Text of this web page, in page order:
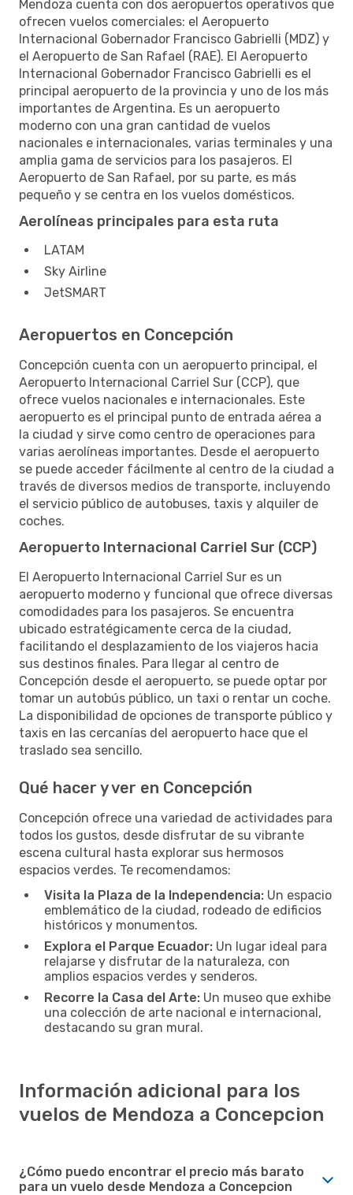
Mendoza cuenta con dos aeropuertos operativos que
ofrecen vuelos comerciales: el Aeropuerto
Internacional Gobernador Francisco Gabrielli (MDZ) y
el Aeropuerto de San Rafael (RAE). El Aeropuerto
Internacional Gobernador Francisco Gabrielli es el
principal aeropuerto de la provincia y uno de los más
importantes de Argentina. Es un aeropuerto
moderno con una gran cantidad de vuelos
nacionales e internacionales, varias terminales y una
amplia gama de servicios para los pasajeros. El
Aeropuerto de San Rafael, por su parte, es más
pequeño y se centra en los vuelos domésticos.
Aerolíneas principales para esta ruta
LATAM
Sky Airline
JetSMART
Aeropuertos en Concepción
Concepción cuenta con un aeropuerto principal, el
Aeropuerto Internacional Carriel Sur (CCP), que
ofrece vuelos nacionales e internacionales. Este
aeropuerto es el principal punto de entrada aérea a
la ciudad y sirve como centro de operaciones para
varias aerolíneas importantes. Desde el aeropuerto
se puede acceder fácilmente al centro de la ciudad a
través de diversos medios de transporte, incluyendo
el servicio público de autobuses, taxis y alquiler de
coches.
Aeropuerto Internacional Carriel Sur (CCP)
El Aeropuerto Internacional Carriel Sur es un
aeropuerto moderno y funcional que ofrece diversas
comodidades para los pasajeros. Se encuentra
ubicado estratégicamente cerca de la ciudad,
facilitando el desplazamiento de los viajeros hacia
sus destinos finales. Para llegar al centro de
Concepción desde el aeropuerto, se puede optar por
tomar un autobús público, un taxi o rentar un coche.
La disponibilidad de opciones de transporte público y
taxis en las cercanías del aeropuerto hace que el
traslado sea sencillo.
Qué hacer y ver en Concepción
Concepción ofrece una variedad de actividades para
todos los gustos, desde disfrutar de su vibrante
escena cultural hasta explorar sus hermosos
espacios verdes. Te recomendamos:
Visita la Plaza de la Independencia: Un espacio
emblemático de la ciudad, rodeado de edificios
históricos y monumentos.
Explora el Parque Ecuador: Un lugar ideal para
relajarse y disfrutar de la naturaleza, con
amplios espacios verdes y senderos.
Recorre la Casa del Arte: Un museo que exhibe
una colección de arte nacional e internacional,
destacando su gran mural.
Información adicional para los
vuelos de Mendoza a Concepcion
¿Cómo puedo encontrar el precio más barato
para un vuelo desde Mendoza a Concepcion